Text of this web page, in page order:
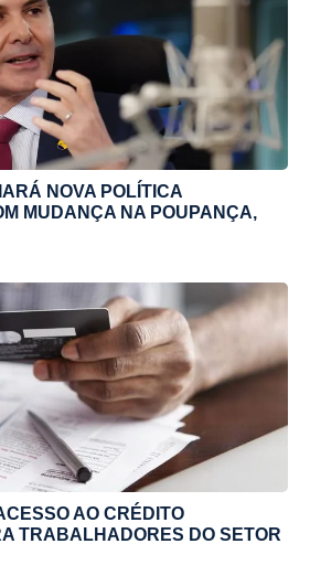
NOVA POLÍTICA
MUDANÇA NA POUPANÇA,
AO CRÉDITO
TRABALHADORES DO SETOR